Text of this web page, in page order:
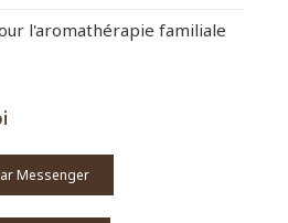
l'aromathérapie familiale
Messenger